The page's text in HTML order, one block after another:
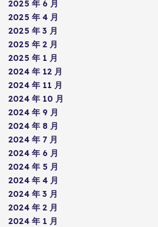
2025 年 6 月
2025 年 4 月
2025 年 3 月
2025 年 2 月
2025 年 1 月
2024 年 12 月
2024 年 11 月
2024 年 10 月
2024 年 9 月
2024 年 8 月
2024 年 7 月
2024 年 6 月
2024 年 5 月
2024 年 4 月
2024 年 3 月
2024 年 2 月
2024 年 1 月